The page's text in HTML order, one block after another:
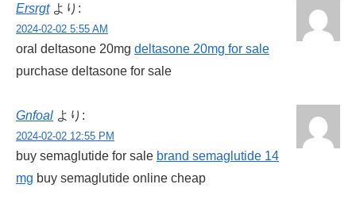
Ersrgt より:
2024-02-02 5:55 AM
oral deltasone 20mg deltasone 20mg for sale
purchase deltasone for sale
Gnfoal より:
2024-02-02 12:55 PM
buy semaglutide for sale brand semaglutide 14
mg buy semaglutide online cheap